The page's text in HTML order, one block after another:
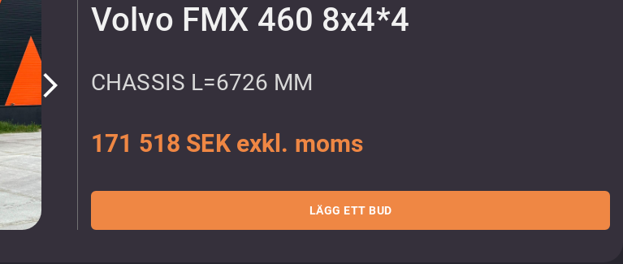
arrow_forward_ios
Volvo FMX 460 8x4*4
CHASSIS L=6726 MM
171 518 SEK exkl. moms
LÄGG ETT BUD